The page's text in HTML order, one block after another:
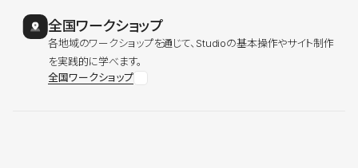
全国ワークショップ
各地域のワークショップを通じて、Studioの基本操作やサイト制作
を実践的に学べます。
全国ワークショップ